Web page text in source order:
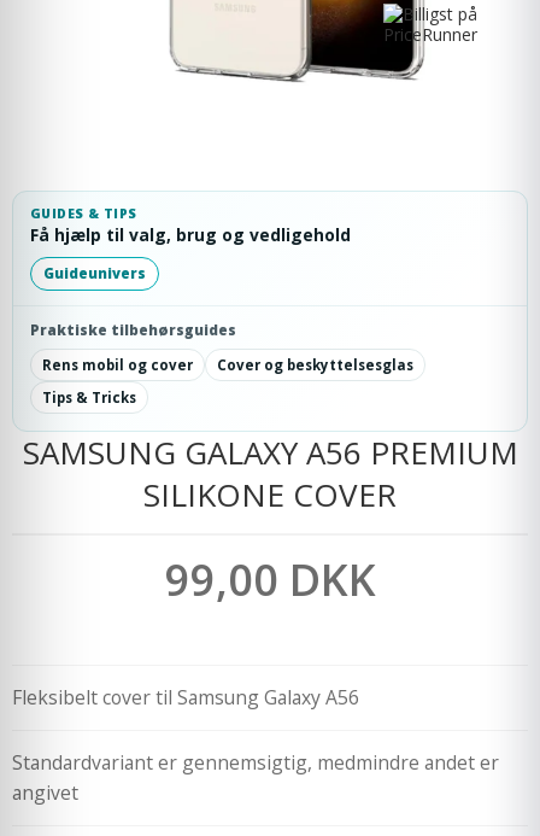
GUIDES & TIPS
Få hjælp til valg, brug og vedligehold
Guideunivers
Praktiske tilbehørsguides
Rens mobil og cover
Cover og beskyttelsesglas
Tips & Tricks
SAMSUNG GALAXY A56 PREMIUM
SILIKONE COVER
99,00 DKK
Fleksibelt cover til Samsung Galaxy A56
Standardvariant er gennemsigtig, medmindre andet er
angivet